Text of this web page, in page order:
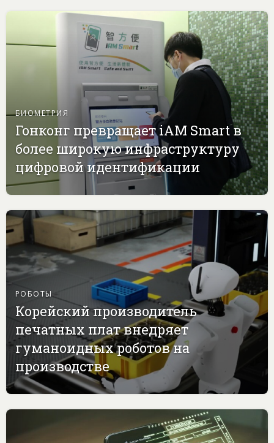
БИОМЕТРИЯ
Гонконг превращает iAM Smart в
более широкую инфраструктуру
цифровой идентификации
РОБОТЫ
Корейский производитель
печатных плат внедряет
гуманоидных роботов на
производстве